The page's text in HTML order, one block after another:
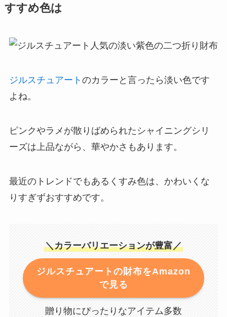
すすめ色は
ジルスチュアート のカラーと言ったら淡い色です
よね。
ピンクやラメが散りばめられたシャイニングシリ
ーズは上品ながら、華やかさもあります。
最近のトレンドでもあるくすみ色は、かわいくな
りすぎずおすすめです。
＼カラーバリエーションが豊富／
ジルスチュアートの財布をAmazon
で見る
贈り物にぴったりなアイテム多数